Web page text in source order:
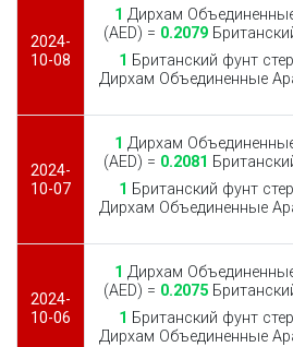
2024-
10-08
1 Дирхам
(AED) = 0.2079
1 Британский фунт
Дирхам Объединенные
2024-
10-07
1 Дирхам
(AED) = 0.2081
1 Британский фунт
Дирхам Объединенные
2024-
10-06
1 Дирхам
(AED) = 0.2075
1 Британский фунт
Дирхам Объединенные